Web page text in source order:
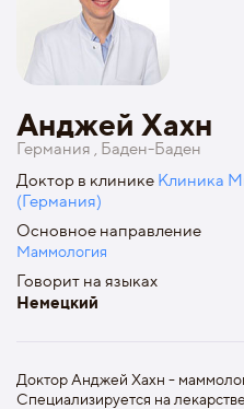
Анджей Хахн
Германия , Баден-Баден
Доктор в клинике Клиника
(Германия)
Основное направление
Маммология
Говорит на языках
Немецкий
Доктор Анджей Хахн -
Специализируется на